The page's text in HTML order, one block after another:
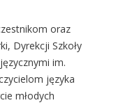
oraz
Dyrekcji Szkoły
im.
języka
młodych